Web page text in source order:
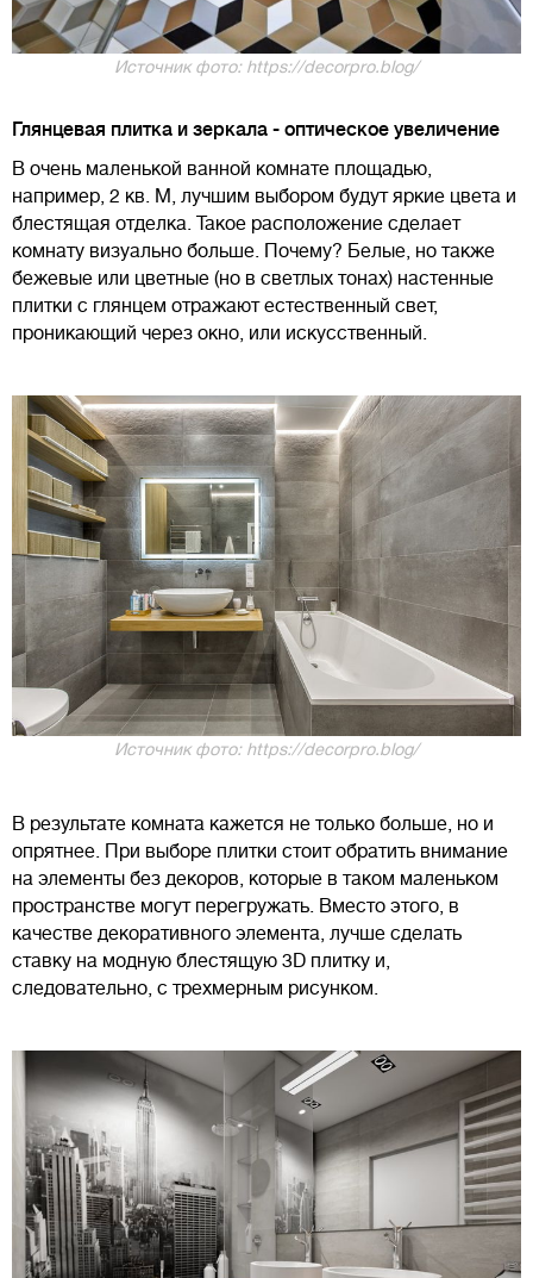
Источник фото: https://decorpro.blog/
Глянцевая плитка и зеркала - оптическое увеличение
В очень маленькой ванной комнате площадью,
например, 2 кв. М, лучшим выбором будут яркие цвета и
блестящая отделка. Такое расположение сделает
комнату визуально больше. Почему? Белые, но также
бежевые или цветные (но в светлых тонах) настенные
плитки с глянцем отражают естественный свет,
проникающий через окно, или искусственный.
Источник фото: https://decorpro.blog/
В результате комната кажется не только больше, но и
опрятнее. При выборе плитки стоит обратить внимание
на элементы без декоров, которые в таком маленьком
пространстве могут перегружать. Вместо этого, в
качестве декоративного элемента, лучше сделать
ставку на модную блестящую 3D плитку и,
следовательно, с трехмерным рисунком.